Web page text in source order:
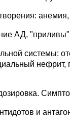
АД, "приливы"
системы:
и